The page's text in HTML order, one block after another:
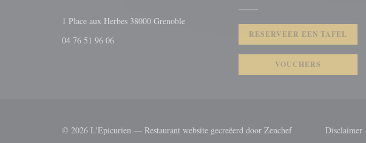
1 Place aux Herbes 38000 Grenoble((opent in een nieuw venster))
04 76 51 96 06
RESERVEER EEN TAFEL
VOUCHERS
© 2026 L'Epicurien — Restaurant website gecreëerd door Zenchef((opent in een nieuw
Disclaimer